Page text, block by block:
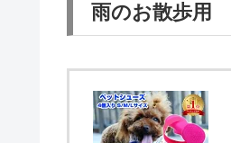
雨のお散歩用